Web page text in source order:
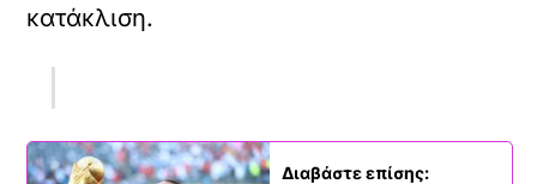
κατάκλιση.
Διαβάστε επίσης: